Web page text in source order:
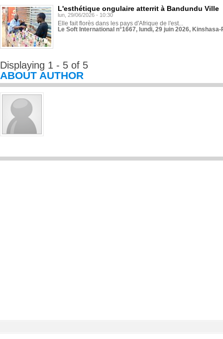
L'esthétique ongulaire atterrit à Bandundu Ville
lun, 29/06/2026 - 10:30
Elle fait florès dans les pays d'Afrique de l'est...
Le Soft International n°1667, lundi, 29 juin 2026,
Displaying 1 - 5 of 5
ABOUT AUTHOR